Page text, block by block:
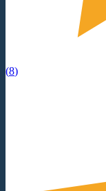
(8)